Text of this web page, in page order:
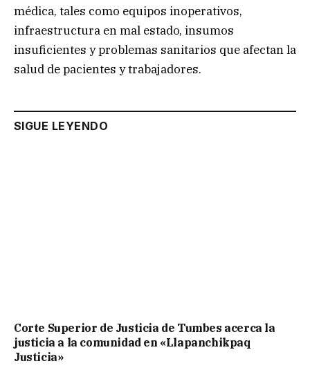
médica, tales como equipos inoperativos,
infraestructura en mal estado, insumos
insuficientes y problemas sanitarios que afectan la
salud de pacientes y trabajadores.
SIGUE LEYENDO
Corte Superior de Justicia de Tumbes acerca la
justicia a la comunidad en «Llapanchikpaq
Justicia»